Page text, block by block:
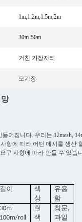
1m,1.2m,1.5m,2m
30m-50m
거친 가장자리
모기장
망
어집니다. 우리는 12mesh,
항에 따라 어떤 메시를 생산
구 사항에 따라 만들 수 있습
길이
색
상
유용
함
30m-
100m/roll
흰
색
창문,
과일